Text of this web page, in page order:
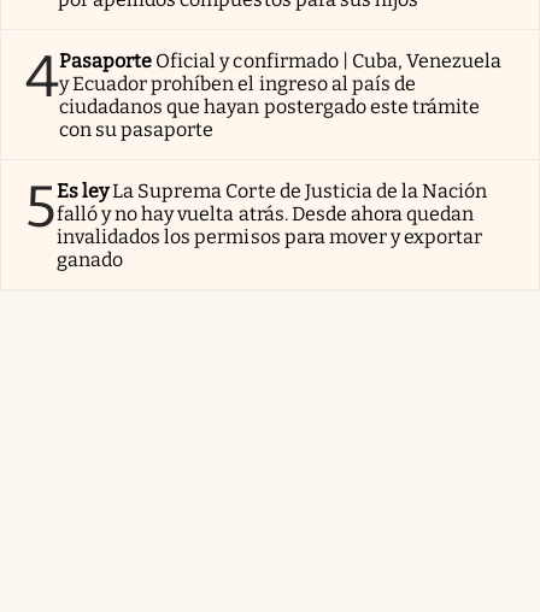
4Pasaporte Oficial y confirmado | Cuba, Venezuela
y Ecuador prohíben el ingreso al país de
ciudadanos que hayan postergado este trámite
con su pasaporte
5Es leyLa Suprema Corte de Justicia de la Nación
falló y no hay vuelta atrás. Desde ahora quedan
invalidados los permisos para mover y exportar
ganado